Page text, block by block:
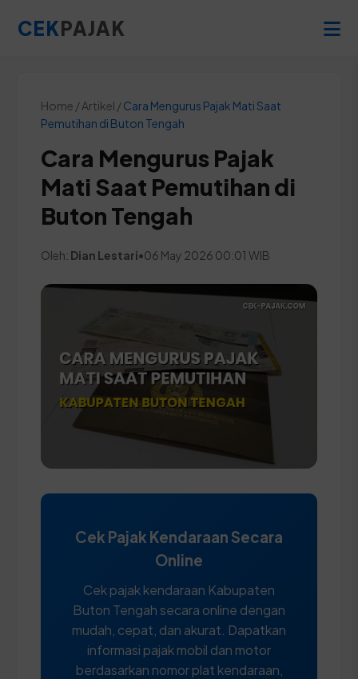
CEKPAJAK
Home / Artikel /Cara Mengurus Pajak Mati Saat
Pemutihan di Buton Tengah
Cara Mengurus Pajak
Mati Saat Pemutihan di
Buton Tengah
Oleh: Dian Lestari•06 May 2026 00:01 WIB
Cek Pajak Kendaraan Secara
Online
Cek pajak kendaraan Kabupaten
Buton Tengah secara online dengan
mudah, cepat, dan akurat. Dapatkan
informasi pajak mobil dan motor
berdasarkan nomor plat kendaraan,